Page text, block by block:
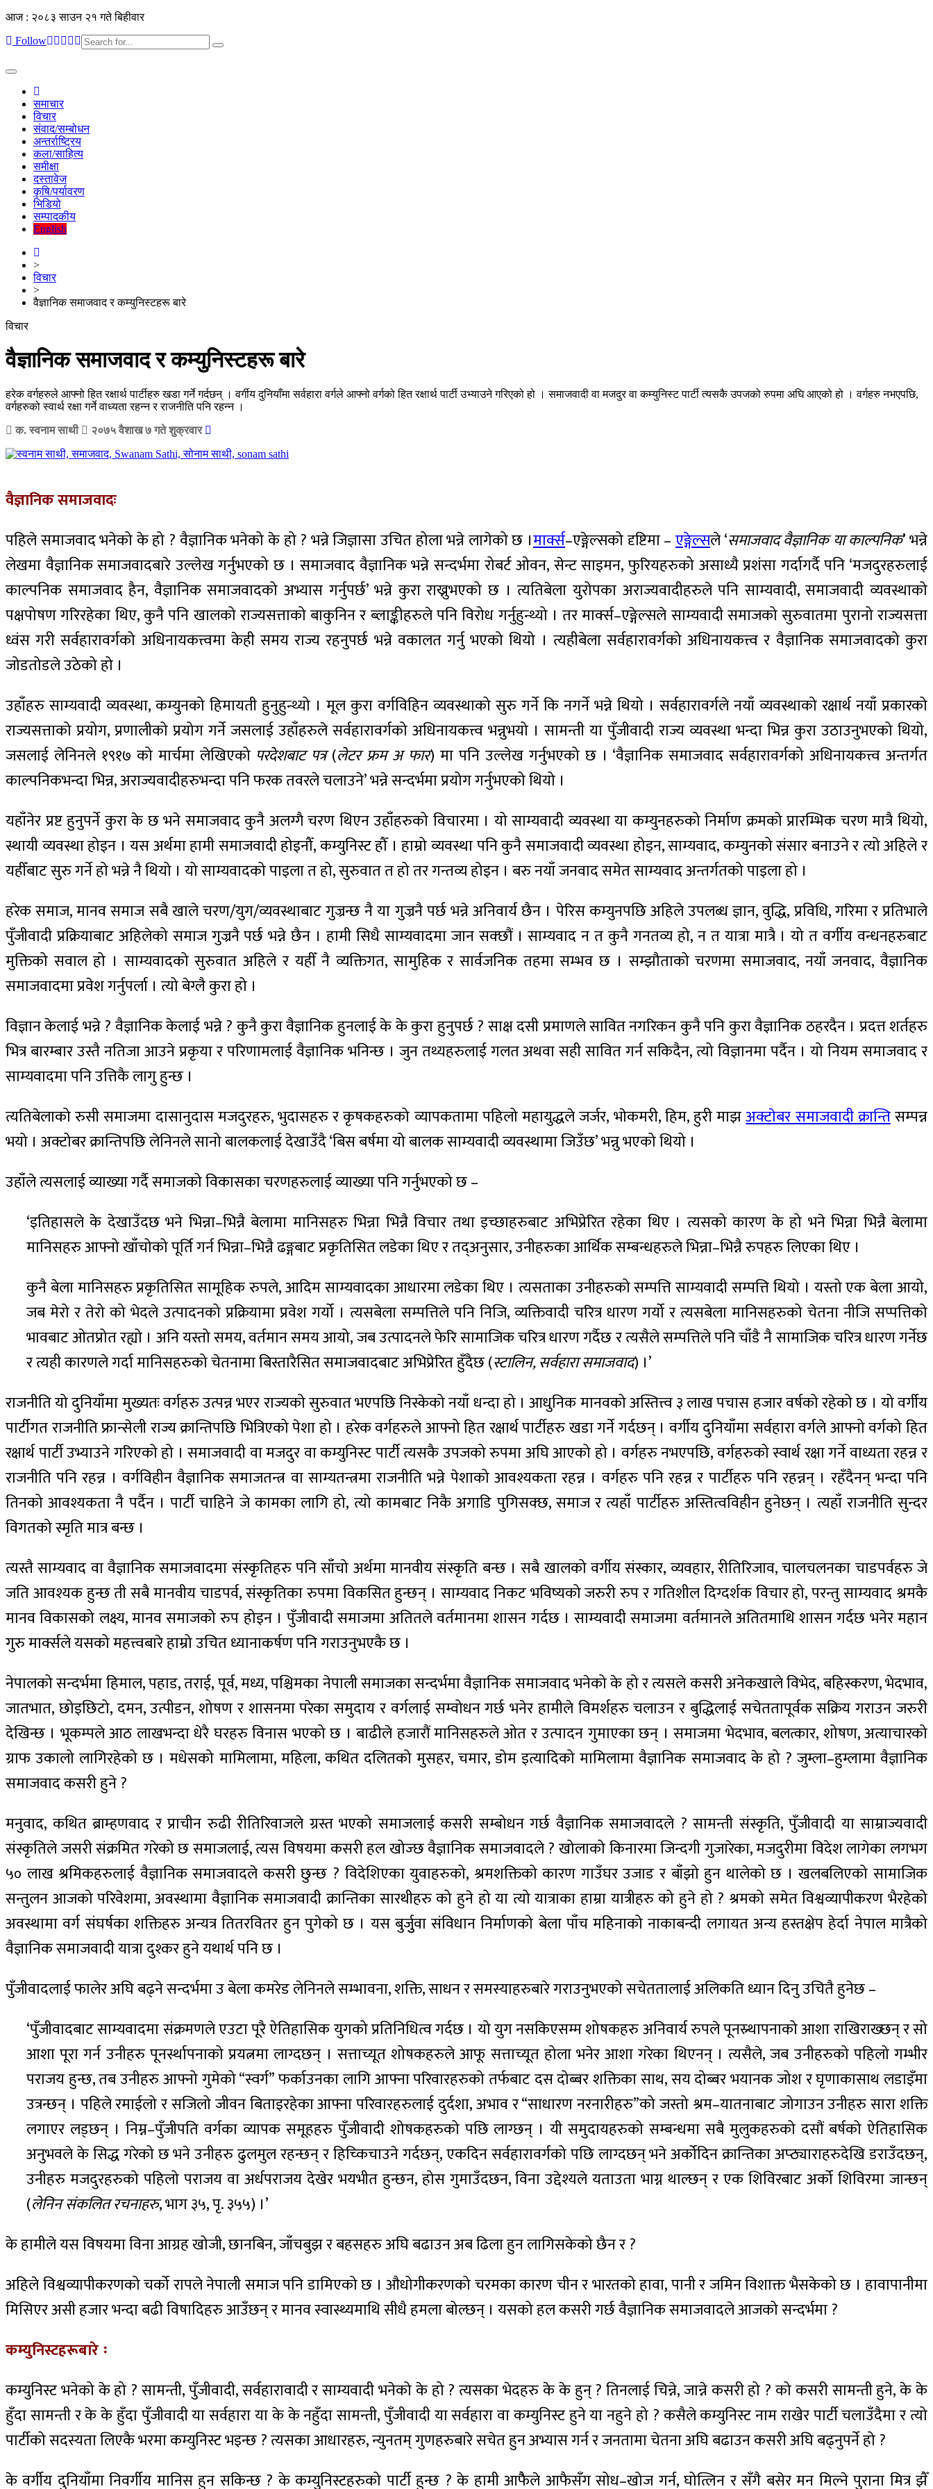
आज : २०८३ साउन २१ गते बिहीवार
Follow
Toggle
navigation
समाचार
विचार
संवाद/सम्बोधन
अन्तर्राष्ट्रिय
कला/साहित्य
समीक्षा
दस्तावेज
कृषि/पर्यावरण
भिडियो
सम्पादकीय
English
>
विचार
>
वैज्ञानिक समाजवाद र कम्युनिस्टहरू बारे
विचार
वैज्ञानिक समाजवाद र कम्युनिस्टहरू बारे
हरेक वर्गहरुले आफ्नो हित रक्षार्थ पार्टीहरु खडा गर्ने गर्दछन् । वर्गीय दुनियाँमा सर्वहारा वर्गले आफ्नो वर्गको हित रक्षार्थ पार्टी उभ्याउने गरिएको हो । समाजवादी वा मजदुर वा कम्युनिस्ट पार्टी त्यसकै उपजको रुपमा अघि आएको हो । वर्गहरु नभएपछि,
वर्गहरुको स्वार्थ रक्षा गर्ने वाध्यता रहन्न र राजनीति पनि रहन्न ।
क. स्वनाम साथी
२०७५ वैशाख ७ गते शुक्रवार
वैज्ञानिक समाजवादः
पहिले समाजवाद भनेको के हो ? वैज्ञानिक भनेको के हो ? भन्ने जिज्ञासा उचित होला भन्ने लागेको छ ।मार्क्स–एङ्गेल्सको दृष्टिमा –एङ्गेल्सले ‘समाजवाद वैज्ञानिक या काल्पनिक’ भन्ने
लेखमा वैज्ञानिक समाजवादबारे उल्लेख गर्नुभएको छ । समाजवाद वैज्ञानिक भन्ने सन्दर्भमा रोबर्ट ओवन, सेन्ट साइमन, फुरियहरुको असाध्यै प्रशंसा गर्दागर्दै पनि ‘मजदुरहरुलाई
काल्पनिक समाजवाद हैन, वैज्ञानिक समाजवादको अभ्यास गर्नुपर्छ’ भन्ने कुरा राख्नुभएको छ । त्यतिबेला युरोपका अराज्यवादीहरुले पनि साम्यवादी, समाजवादी व्यवस्थाको
पक्षपोषण गरिरहेका थिए, कुनै पनि खालको राज्यसत्ताको बाकुनिन र ब्लाङ्कीहरुले पनि विरोध गर्नुहुन्थ्यो । तर मार्क्स–एङ्गेल्सले साम्यवादी समाजको सुरुवातमा पुरानो राज्यसत्ता
ध्वंस गरी सर्वहारावर्गको अधिनायकत्त्वमा केही समय राज्य रहनुपर्छ भन्ने वकालत गर्नु भएको थियो । त्यहीबेला सर्वहारावर्गको अधिनायकत्त्व र वैज्ञानिक समाजवादको कुरा
जोडतोडले उठेको हो ।
उहाँहरु साम्यवादी व्यवस्था, कम्युनको हिमायती हुनुहुन्थ्यो । मूल कुरा वर्गविहिन व्यवस्थाको सुरु गर्ने कि नगर्ने भन्ने थियो । सर्वहारावर्गले नयाँ व्यवस्थाको रक्षार्थ नयाँ प्रकारको
राज्यसत्ताको प्रयोग, प्रणालीको प्रयोग गर्ने जसलाई उहाँहरुले सर्वहारावर्गको अधिनायकत्त्व भन्नुभयो । सामन्ती या पुँजीवादी राज्य व्यवस्था भन्दा भिन्न कुरा उठाउनुभएको थियो,
जसलाई लेनिनले १९१७ को मार्चमा लेखिएको परदेशबाट पत्र(लेटर फ्रम अ फार) मा पनि उल्लेख गर्नुभएको छ । ‘वैज्ञानिक समाजवाद सर्वहारावर्गको अधिनायकत्त्व अन्तर्गत
काल्पनिकभन्दा भिन्न, अराज्यवादीहरुभन्दा पनि फरक तवरले चलाउने’ भन्ने सन्दर्भमा प्रयोग गर्नुभएको थियो ।
यहाँनेर प्रष्ट हुनुपर्ने कुरा के छ भने समाजवाद कुनै अलग्गै चरण थिएन उहाँहरुको विचारमा । यो साम्यवादी व्यवस्था या कम्युनहरुको निर्माण क्रमको प्रारम्भिक चरण मात्रै थियो,
स्थायी व्यवस्था होइन । यस अर्थमा हामी समाजवादी होइनौँ, कम्युनिस्ट हौँ । हाम्रो व्यवस्था पनि कुनै समाजवादी व्यवस्था होइन, साम्यवाद, कम्युनको संसार बनाउने र त्यो अहिले र
यहीँबाट सुरु गर्ने हो भन्ने नै थियो । यो साम्यवादको पाइला त हो, सुरुवात त हो तर गन्तव्य होइन । बरु नयाँ जनवाद समेत साम्यवाद अन्तर्गतको पाइला हो ।
हरेक समाज, मानव समाज सबै खाले चरण/युग/व्यवस्थाबाट गुज्रन्छ नै या गुज्रनै पर्छ भन्ने अनिवार्य छैन । पेरिस कम्युनपछि अहिले उपलब्ध ज्ञान, वुद्धि, प्रविधि, गरिमा र प्रतिभाले
पुँजीवादी प्रक्रियाबाट अहिलेको समाज गुज्रनै पर्छ भन्ने छैन । हामी सिधै साम्यवादमा जान सक्छौं । साम्यवाद न त कुनै गनतव्य हो, न त यात्रा मात्रै । यो त वर्गीय वन्धनहरुबाट
मुक्तिको सवाल हो । साम्यवादको सुरुवात अहिले र यहीँ नै व्यक्तिगत, सामुहिक र सार्वजनिक तहमा सम्भव छ । सम्झौताको चरणमा समाजवाद, नयाँ जनवाद, वैज्ञानिक
समाजवादमा प्रवेश गर्नुपर्ला । त्यो बेग्लै कुरा हो ।
विज्ञान केलाई भन्ने ? वैज्ञानिक केलाई भन्ने ? कुनै कुरा वैज्ञानिक हुनलाई के के कुरा हुनुपर्छ ? साक्ष दसी प्रमाणले सावित नगरिकन कुनै पनि कुरा वैज्ञानिक ठहरदैन । प्रदत्त शर्तहरु
भित्र बारम्बार उस्तै नतिजा आउने प्रकृया र परिणामलाई वैज्ञानिक भनिन्छ । जुन तथ्यहरुलाई गलत अथवा सही सावित गर्न सकिदैन, त्यो विज्ञानमा पर्दैन । यो नियम समाजवाद र
साम्यवादमा पनि उत्तिकै लागु हुन्छ ।
त्यतिबेलाको रुसी समाजमा दासानुदास मजदुरहरु, भुदासहरु र कृषकहरुको व्यापकतामा पहिलो महायुद्धले जर्जर, भाेकमरी, हिम, हुरी माझअक्टाेबर समाजवादी क्रान्तिसम्पन्न
भयो । अक्टोबर क्रान्तिपछि लेनिनले सानो बालकलाई देखाउँदै ‘बिस बर्षमा यो बालक साम्यवादी व्यवस्थामा जिउँछ’ भन्नु भएको थियो ।
उहाँले त्यसलाई व्याख्या गर्दै समाजको विकासका चरणहरुलाई व्याख्या पनि गर्नुभएको छ –
‘इतिहासले के देखाउँदछ भने भिन्ना–भिन्नै बेलामा मानिसहरु भिन्ना भिन्नै विचार तथा इच्छाहरुबाट अभिप्रेरित रहेका थिए । त्यसको कारण के हो भने भिन्ना भिन्नै बेलामा
मानिसहरु आफ्नो खाँचोको पूर्ति गर्न भिन्ना–भिन्नै ढङ्गबाट प्रकृतिसित लडेका थिए र तद्अनुसार, उनीहरुका आर्थिक सम्बन्धहरुले भिन्ना–भिन्नै रुपहरु लिएका थिए ।
कुनै बेला मानिसहरु प्रकृतिसित सामूहिक रुपले, आदिम साम्यवादका आधारमा लडेका थिए । त्यसताका उनीहरुको सम्पत्ति साम्यवादी सम्पत्ति थियो । यस्तो एक बेला आयो,
जब मेरो र तेरो को भेदले उत्पादनको प्रक्रियामा प्रवेश गर्यो । त्यसबेला सम्पत्तिले पनि निजि, व्यक्तिवादी चरित्र धारण गर्यो र त्यसबेला मानिसहरुको चेतना नीजि सप्पत्तिको
भावबाट ओतप्रोत रह्यो । अनि यस्तो समय, वर्तमान समय आयो, जब उत्पादनले फेरि सामाजिक चरित्र धारण गर्दैछ र त्यसैले सम्पत्तिले पनि चाँडै नै सामाजिक चरित्र धारण गर्नेछ
र त्यही कारणले गर्दा मानिसहरुको चेतनामा बिस्तारैसित समाजवादबाट अभिप्रेरित हुँदैछ (स्टालिन, सर्वहारा समाजवाद) ।’
राजनीति यो दुनियाँमा मुख्यतः वर्गहरु उत्पन्न भएर राज्यको सुरुवात भएपछि निस्केको नयाँ धन्दा हो । आधुनिक मानवको अस्तित्त्व ३ लाख पचास हजार वर्षको रहेको छ । यो वर्गीय
पार्टीगत राजनीति फ्रान्सेली राज्य क्रान्तिपछि भित्रिएको पेशा हो । हरेक वर्गहरुले आफ्नो हित रक्षार्थ पार्टीहरु खडा गर्ने गर्दछन् । वर्गीय दुनियाँमा सर्वहारा वर्गले आफ्नो वर्गको हित
रक्षार्थ पार्टी उभ्याउने गरिएको हो । समाजवादी वा मजदुर वा कम्युनिस्ट पार्टी त्यसकै उपजको रुपमा अघि आएको हो । वर्गहरु नभएपछि, वर्गहरुको स्वार्थ रक्षा गर्ने वाध्यता रहन्न र
राजनीति पनि रहन्न । वर्गविहीन वैज्ञानिक समाजतन्त्र वा साम्यतन्त्रमा राजनीति भन्ने पेशाको आवश्यकता रहन्न । वर्गहरु पनि रहन्न र पार्टीहरु पनि रहन्नन् । रहँदैनन् भन्दा पनि
तिनको आवश्यकता नै पर्दैन । पार्टी चाहिने जे कामका लागि हो, त्यो कामबाट निकै अगाडि पुगिसक्छ, समाज र त्यहाँ पार्टीहरु अस्तित्वविहीन हुनेछन् । त्यहाँ राजनीति सुन्दर
विगतको स्मृति मात्र बन्छ ।
त्यस्तै साम्यवाद वा वैज्ञानिक समाजवादमा संस्कृतिहरु पनि साँचो अर्थमा मानवीय संस्कृति बन्छ । सबै खालको वर्गीय संस्कार, व्यवहार, रीतिरिजाव, चालचलनका चाडपर्वहरु जे
जति आवश्यक हुन्छ ती सबै मानवीय चाडपर्व, संस्कृतिका रुपमा विकसित हुन्छन् । साम्यवाद निकट भविष्यको जरुरी रुप र गतिशील दिग्दर्शक विचार हो, परन्तु साम्यवाद श्रमकै
मानव विकासको लक्ष्य, मानव समाजको रुप होइन । पुँजीवादी समाजमा अतितले वर्तमानमा शासन गर्दछ । साम्यवादी समाजमा वर्तमानले अतितमाथि शासन गर्दछ भनेर महान
गुरु मार्क्सले यसको महत्त्वबारे हाम्रो उचित ध्यानाकर्षण पनि गराउनुभएकै छ ।
नेपालको सन्दर्भमा हिमाल, पहाड, तराई, पूर्व, मध्य, पश्चिमका नेपाली समाजका सन्दर्भमा वैज्ञानिक समाजवाद भनेको के हो र त्यसले कसरी अनेकखाले विभेद, बहिस्करण, भेदभाव,
जातभात, छोइछिटो, दमन, उत्पीडन, शोषण र शासनमा परेका समुदाय र वर्गलाई सम्वोधन गर्छ भनेर हामीले विमर्शहरु चलाउन र बुद्धिलाई सचेततापूर्वक सक्रिय गराउन जरुरी
देखिन्छ । भूकम्पले आठ लाखभन्दा धेरै घरहरु विनास भएको छ । बाढीले हजारौं मानिसहरुले ओत र उत्पादन गुमाएका छन् । समाजमा भेदभाव, बलत्कार, शोषण, अत्याचारको
ग्राफ उकालो लागिरहेको छ । मधेसको मामिलामा, महिला, कथित दलितको मुसहर, चमार, डोम इत्यादिको मामिलामा वैज्ञानिक समाजवाद के हो ? जुम्ला–हुम्लामा वैज्ञानिक
समाजवाद कसरी हुने ?
मनुवाद, कथित ब्राम्हणवाद र प्राचीन रुढी रीतिरिवाजले ग्रस्त भएको समाजलाई कसरी सम्बोधन गर्छ वैज्ञानिक समाजवादले ? सामन्ती संस्कृति, पुँजीवादी या साम्राज्यवादी
संस्कृतिले जसरी संक्रमित गरेको छ समाजलाई, त्यस विषयमा कसरी हल खोज्छ वैज्ञानिक समाजवादले ? खोलाको किनारमा जिन्दगी गुजारेका, मजदुरीमा विदेश लागेका लगभग
५० लाख श्रमिकहरुलाई वैज्ञानिक समाजवादले कसरी छुन्छ ? विदेशिएका युवाहरुको, श्रमशक्तिको कारण गाउँघर उजाड र बाँझो हुन थालेको छ । खलबलिएको सामाजिक
सन्तुलन आजको परिवेशमा, अवस्थामा वैज्ञानिक समाजवादी क्रान्तिका सारथीहरु को हुने हो या त्यो यात्राका हाम्रा यात्रीहरु को हुने हो ? श्रमको समेत विश्वव्यापीकरण भैरहेको
अवस्थामा वर्ग संघर्षका शक्तिहरु अन्यत्र तितरवितर हुन पुगेको छ । यस बुर्जुुवा संविधान निर्माणको बेला पाँच महिनाको नाकाबन्दी लगायत अन्य हस्तक्षेप हेर्दा नेपाल मात्रैको
वैज्ञानिक समाजवादी यात्रा दुश्कर हुने यथार्थ पनि छ ।
पुँजीवादलाई फालेर अघि बढ्ने सन्दर्भमा उ बेला कमरेड लेनिनले सम्भावना, शक्ति, साधन र समस्याहरुबारे गराउनुभएको सचेततालाई अलिकति ध्यान दिनु उचितै हुनेछ –
‘पुँजीवादबाट साम्यवादमा संक्रमणले एउटा पूरै ऐतिहासिक युगको प्रतिनिधित्व गर्दछ । यो युग नसकिएसम्म शोषकहरु अनिवार्य रुपले पूनस्र्थापनाको आशा राखिराख्छन् र सो
आशा पूरा गर्न उनीहरु पूनर्स्थापनाको प्रयत्नमा लाग्दछन् । सत्ताच्यूत शोषकहरुले आफू सत्ताच्यूत होला भनेर आशा गरेका थिएनन् । त्यसैले, जब उनीहरुको पहिलो गम्भीर
पराजय हुन्छ, तब उनीहरु आफ्नो गुमेको “स्वर्ग” फर्काउनका लागि आफ्ना परिवारहरुको तर्फबाट दस दोब्बर शक्तिका साथ, सय दोब्बर भयानक जोश र घृणाकासाथ लडाइँमा
उत्रन्छन् । पहिले रमाईलो र सजिलो जीवन बिताइरहेका आफ्ना परिवारहरुलाई दुर्दशा, अभाव र “साधारण नरनारीहरु”को जस्तो श्रम–यातनाबाट जोगाउन उनीहरु सारा शक्ति
लगाएर लड्छन् । निम्न–पुँजीपति वर्गका व्यापक समूहहरु पुँजीवादी शोषकहरुको पछि लाग्छन् । यी समुदायहरुको सम्बन्धमा सबै मुलुकहरुको दसौं बर्षको ऐतिहासिक
अनुभवले के सिद्ध गरेको छ भने उनीहरु ढुलमुल रहन्छन् र हिच्किचाउने गर्दछन्, एकदिन सर्वहारावर्गको पछि लाग्दछन् भने अर्कोदिन क्रान्तिका अप्ठ्याराहरुदेखि डराउँदछन्,
उनीहरु मजदुरहरुको पहिलो पराजय वा अर्धपराजय देखेर भयभीत हुन्छन, होस गुमाउँदछन, विना उद्देश्यले यताउता भाग्न थाल्छन् र एक शिविरबाट अर्को शिविरमा जान्छन्
(लेनिन संकलित रचनाहरु, भाग ३५, पृ. ३५५) ।’
के हामीले यस विषयमा विना आग्रह खोजी, छानबिन, जाँचबुझ र बहसहरु अघि बढाउन अब ढिला हुन लागिसकेको छैन र ?
अहिले विश्वव्यापीकरणको चर्को रापले नेपाली समाज पनि डामिएको छ । औधोगीकरणको चरमका कारण चीन र भारतको हावा, पानी र जमिन विशाक्त भैसकेको छ । हावापानीमा
मिसिएर असी हजार भन्दा बढी विषादिहरु आउँछन् र मानव स्वास्थ्यमाथि सीधै हमला बोल्छन् । यसको हल कसरी गर्छ वैज्ञानिक समाजवादले आजको सन्दर्भमा ?
कम्युनिस्टहरूबारे ः
कम्युनिस्ट भनेको के हो ? सामन्ती, पुँजीवादी, सर्वहारावादी र साम्यवादी भनेको के हो ? त्यसका भेदहरु के के हुन् ? तिनलाई चिन्ने, जान्ने कसरी हो ? को कसरी सामन्ती हुने, के के
हुँदा सामन्ती र के के हुँदा पुँजीवादी या सर्वहारा या के के नहुँदा सामन्ती, पुँजीवादी या सर्वहारा वा कम्युनिस्ट हुने या नहुने हो ? कसैले कम्युनिस्ट नाम राखेर पार्टी चलाउँदैमा र त्यो
पार्टीको सदस्यता लिएकै भरमा कम्युनिस्ट भइन्छ ? त्यसका आधारहरु, न्युनतम् गुणहरुबारे सचेत हुन अभ्यास गर्न र जनतामा चेतना अघि बढाउन कसरी अघि बढ्नुपर्ने हो ?
के वर्गीय दुनियाँमा निवर्गीय मानिस हुन सकिन्छ ? के कम्युनिस्टहरुको पार्टी हुन्छ ? के हामी आफैैले आफैसँग सोध–खोज गर्न, घोत्लिन र सँगै बसेर मन मिल्ने पुराना मित्र झैँ